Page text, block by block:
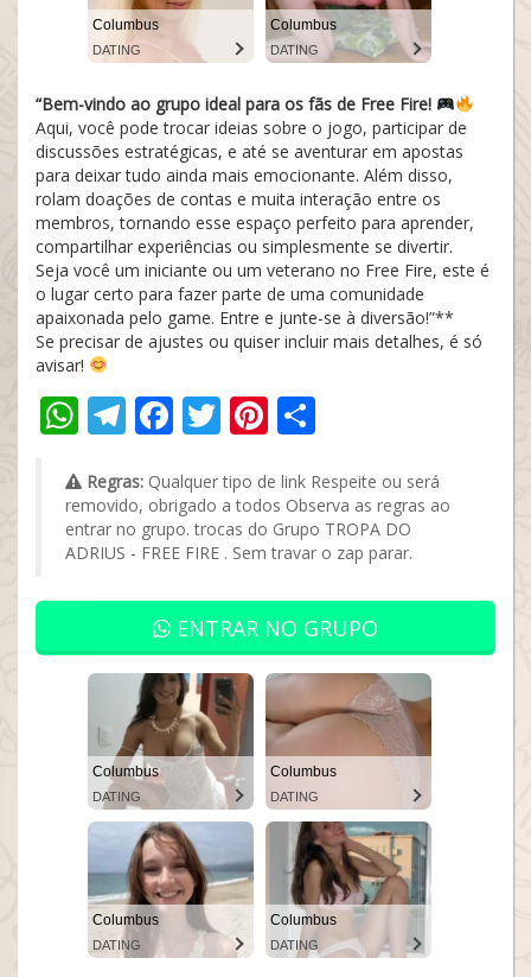
Columbus
DATING
Columbus
DATING
“Bem-vindo ao grupo ideal para os fãs de Free Fire!
Aqui, você pode trocar ideias sobre o jogo, participar de
discussões estratégicas, e até se aventurar em apostas
para deixar tudo ainda mais emocionante. Além disso,
rolam doações de contas e muita interação entre os
membros, tornando esse espaço perfeito para aprender,
compartilhar experiências ou simplesmente se divertir.
Seja você um iniciante ou um veterano no Free Fire, este é
o lugar certo para fazer parte de uma comunidade
apaixonada pelo game. Entre e junte-se à diversão!”**
Se precisar de ajustes ou quiser incluir mais detalhes, é só
avisar!
WhatsApp
Telegram
Facebook
TwitterPinterest
Regras: Qualquer tipo de link Respeite ou será
removido, obrigado a todos Observa as regras ao
entrar no grupo. trocas do Grupo TROPA DO
ADRIUS - FREE FIRE . Sem travar o zap parar.
ENTRAR NO GRUPO
Columbus
DATING
Columbus
DATING
Columbus
DATING
Columbus
DATING